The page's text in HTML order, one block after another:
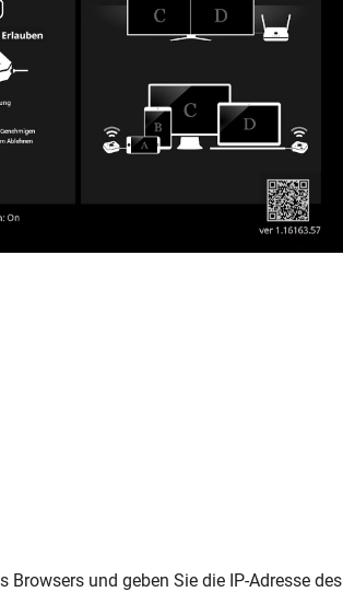
und geben Sie die IP-Adresse des